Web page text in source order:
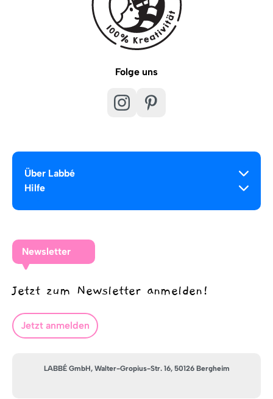
Folge uns
Über Labbé
Hilfe
Newsletter
Jetzt zum Newsletter anmelden!
Jetzt anmelden
LABBÉ GmbH, Walter-Gropius-Str. 16, 50126 Bergheim